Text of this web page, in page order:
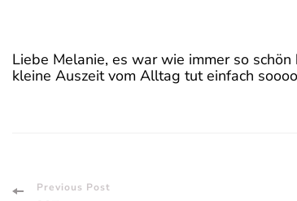
Liebe Melanie, es war wie immer so
kleine Auszeit vom Alltag tut einfach
Previous Post